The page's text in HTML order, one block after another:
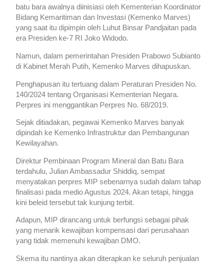
batu bara awalnya diinisiasi oleh Kementerian Koordinator
Bidang Kemaritiman dan Investasi (Kemenko Marves)
yang saat itu dipimpin oleh Luhut Binsar Pandjaitan pada
era Presiden ke-7 RI Joko Widodo.
Namun, dalam pemerintahan Presiden Prabowo Subianto
di Kabinet Merah Putih, Kemenko Marves dihapuskan.
Penghapusan itu tertuang dalam Peraturan Presiden No.
140/2024 tentang Organisasi Kementerian Negara.
Perpres ini menggantikan Perpres No. 68/2019.
Sejak ditiadakan, pegawai Kemenko Marves banyak
dipindah ke Kemenko Infrastruktur dan Pembangunan
Kewilayahan.
Direktur Pembinaan Program Mineral dan Batu Bara
terdahulu, Julian Ambassadur Shiddiq, sempat
menyatakan perpres MIP sebenarnya sudah dalam tahap
finalisasi pada medio Agustus 2024. Akan tetapi, hingga
kini beleid tersebut tak kunjung terbit.
Adapun, MIP dirancang untuk berfungsi sebagai pihak
yang menarik kewajiban kompensasi dari perusahaan
yang tidak memenuhi kewajiban DMO.
Skema itu nantinya akan diterapkan ke seluruh penjualan